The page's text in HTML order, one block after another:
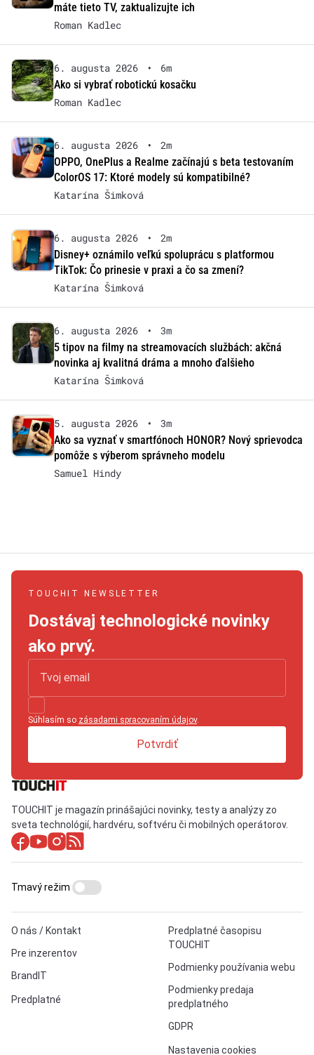
máte tieto TV, zaktualizujte ich
Roman Kadlec
6. augusta 2026 •
6m
Ako si vybrať robotickú kosačku
Roman Kadlec
6. augusta 2026 •
2m
OPPO, OnePlus a Realme začínajú s beta testovaním
ColorOS 17: Ktoré modely sú kompatibilné?
Katarína Šimková
6. augusta 2026 •
2m
Disney+ oznámilo veľkú spoluprácu s platformou
TikTok: Čo prinesie v praxi a čo sa zmení?
Katarína Šimková
6. augusta 2026 •
3m
5 tipov na filmy na streamovacích službách: akčná
novinka aj kvalitná dráma a mnoho ďalšieho
Katarína Šimková
5. augusta 2026 •
3m
Ako sa vyznať v smartfónoch HONOR? Nový sprievodca
pomôže s výberom správneho modelu
Samuel Hindy
TOUCHIT NEWSLETTER
Dostávaj technologické novinky
ako prvý.
Súhlasím so zásadami spracovaním údajov.
Potvrdiť
TOUCHIT je magazín prinášajúci novinky, testy a analýzy zo
sveta technológií, hardvéru, softvéru či mobilných operátorov.
O nás / Kontakt
Pre inzerentov
BrandIT
Predplatné
Predplatné časopisu
TOUCHIT
Podmienky používania webu
Podmienky predaja
predplatného
GDPR
Nastavenia cookies
Tmavý režim